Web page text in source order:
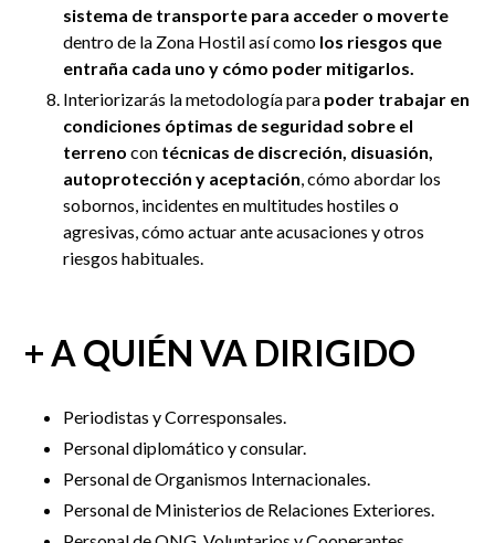
sistema de transporte para acceder o moverte
dentro de la Zona Hostil así como los riesgos que
entraña cada uno y cómo poder mitigarlos.
Interiorizarás la metodología para poder trabajar en
condiciones óptimas de seguridad sobre el
terreno con técnicas de discreción, disuasión,
autoprotección y aceptación , cómo abordar los
sobornos, incidentes en multitudes hostiles o
agresivas, cómo actuar ante acusaciones y otros
riesgos habituales.
+ A QUIÉN VA DIRIGIDO
Periodistas y Corresponsales.
Personal diplomático y consular.
Personal de Organismos Internacionales.
Personal de Ministerios de Relaciones Exteriores.